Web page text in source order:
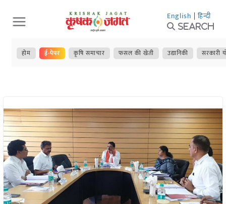
Skip
to
content
English | हिन्दी
Search
होम ई-पेपर कृषि समाचार फसल की खेती उद्यानिकी सरकारी